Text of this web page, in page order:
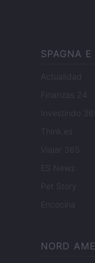
SPAGNA
Actualidad
Finanzas 24
Investindo
Think.es
Viajar 365
ES Newz
Pet Story
Encocina
NORD